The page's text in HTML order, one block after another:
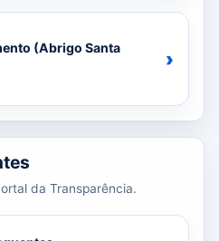
(Abrigo Santa
›
da Transparência.